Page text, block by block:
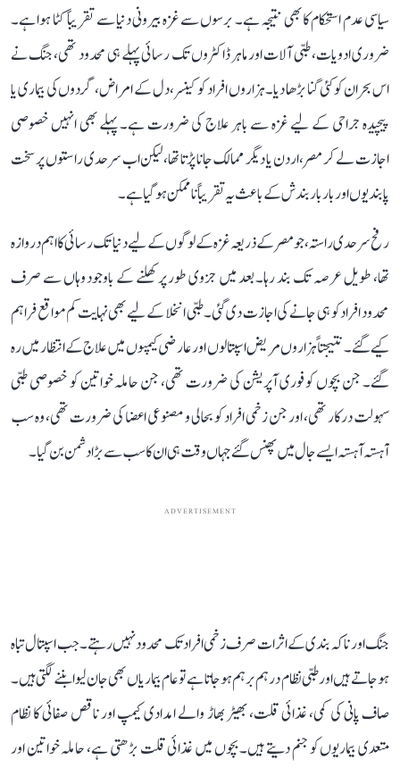
سیاسی عدم استحکام کا بھی نتیجہ ہے۔ برسوں سے غزہ بیرونی دنیا سے تقریباً کٹا ہوا ہے۔
ضروری ادویات، طبی آلات اور ماہر ڈاکٹروں تک رسائی پہلے ہی محدود تھی، جنگ نے
اس بحران کو کئی گنا بڑھا دیا۔ ہزاروں افراد کو کینسر، دل کے امراض، گردوں کی بیماری یا
پیچیدہ جراحی کے لیے غزہ سے باہر علاج کی ضرورت ہے۔ پہلے بھی انہیں خصوصی
اجازت لے کر مصر، اردن یا دیگر ممالک جانا پڑتا تھا، لیکن اب سرحدی راستوں پر سخت
پابندیوں اور بار بار بندش کے باعث یہ تقریباً ناممکن ہو گیا ہے۔
رفح سرحدی راستہ، جو مصر کے ذریعہ غزہ کے لوگوں کے لیے دنیا تک رسائی کا اہم دروازہ
تھا، طویل عرصہ تک بند رہا۔ بعد میں جزوی طور پر کھلنے کے باوجود وہاں سے صرف
محدود افراد کو ہی جانے کی اجازت دی گئی۔ طبی انخلا کے لیے بھی نہایت کم مواقع فراہم
کیے گئے۔ نتیجتاً ہزاروں مریض اسپتالوں اور عارضی کیمپوں میں علاج کے انتظار میں رہ
گئے۔ جن بچوں کو فوری آپریشن کی ضرورت تھی، جن حاملہ خواتین کو خصوصی طبی
سہولت درکار تھی، اور جن زخمی افراد کو بحالی و مصنوعی اعضا کی ضرورت تھی، وہ سب
آہستہ آہستہ ایسے جال میں پھنس گئے جہاں وقت ہی ان کا سب سے بڑا دشمن بن گیا۔
ADVERTISEMENT
جنگ اور ناکہ بندی کے اثرات صرف زخمی افراد تک محدود نہیں رہتے۔ جب اسپتال تباہ
ہو جاتے ہیں اور طبی نظام درہم برہم ہو جاتا ہے تو عام بیماریاں بھی جان لیوا بننے لگتی ہیں۔
صاف پانی کی کمی، غذائی قلت، بھیڑ بھاڑ والے امدادی کیمپ اور ناقص صفائی کا نظام
متعدی بیماریوں کو جنم دیتے ہیں۔ بچوں میں غذائی قلت بڑھتی ہے، حاملہ خواتین اور